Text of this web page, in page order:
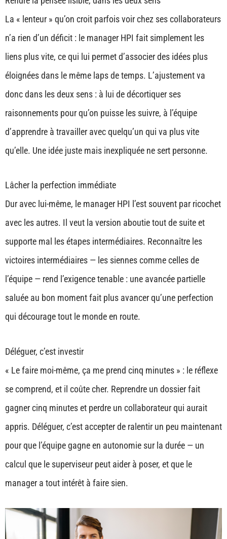
La « lenteur » qu’on croit parfois voir chez ses collaborateurs
n’a rien d’un déficit : le manager HPI fait simplement les
liens plus vite, ce qui lui permet d’associer des idées plus
éloignées dans le même laps de temps. L’ajustement va
donc dans les deux sens : à lui de décortiquer ses
raisonnements pour qu’on puisse les suivre, à l’équipe
d’apprendre à travailler avec quelqu’un qui va plus vite
qu’elle. Une idée juste mais inexpliquée ne sert personne.
Lâcher la perfection immédiate
Dur avec lui-même, le manager HPI l’est souvent par ricochet
avec les autres. Il veut la version aboutie tout de suite et
supporte mal les étapes intermédiaires. Reconnaître les
victoires intermédiaires — les siennes comme celles de
l’équipe — rend l’exigence tenable : une avancée partielle
saluée au bon moment fait plus avancer qu’une perfection
qui décourage tout le monde en route.
Déléguer, c’est investir
« Le faire moi-même, ça me prend cinq minutes » : le réflexe
se comprend, et il coûte cher. Reprendre un dossier fait
gagner cinq minutes et perdre un collaborateur qui aurait
appris. Déléguer, c’est accepter de ralentir un peu maintenant
pour que l’équipe gagne en autonomie sur la durée — un
calcul que le superviseur peut aider à poser, et que le
manager a tout intérêt à faire sien.